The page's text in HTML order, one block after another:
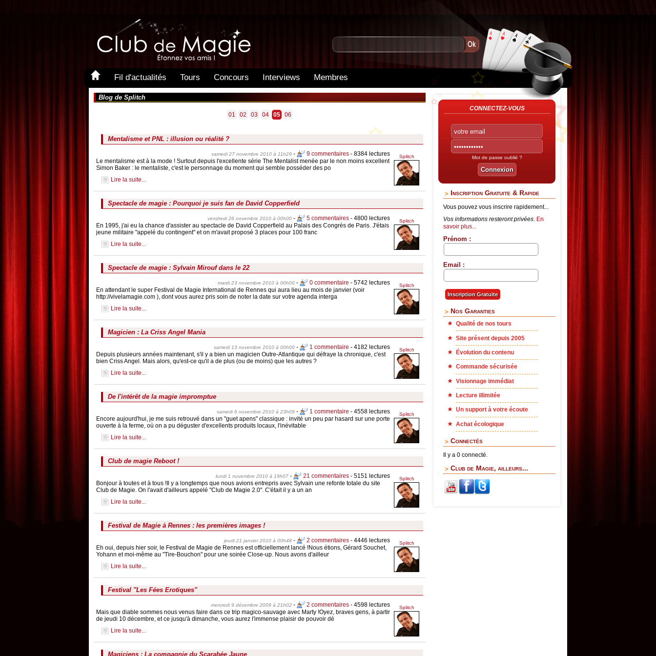
Fil d'actualités Tours Concours Interviews Membres
Blog de Splitch
01 02 03 04 05 06
Mentalisme et PNL : illusion ou réalité ?
Splitch
samedi 27 novembre 2010 à 11h29 - 9 commentaires - 8384 lectures
Le mentalisme est à la mode ! Surtout depuis l'excellente série The Mentalist menée par le non moins excellent
Simon Baker : le mentaliste, c'est le personnage du moment qui semble posséder des po
Lire la suite...
Spectacle de magie : Pourquoi je suis fan de David Copperfield
Splitch
vendredi 26 novembre 2010 à 00h00 - 5 commentaires - 4800 lectures
En 1995, j'ai eu la chance d'assister au spectacle de David Copperfield au Palais des Congrès de Paris. J'étais
jeune militaire "appelé du contingent" et on m'avait proposé 3 places pour 100 franc
Lire la suite...
Spectacle de magie : Sylvain Mirouf dans le 22
Splitch
mardi 23 novembre 2010 à 00h00 - 0 commentaire - 5742 lectures
En attendant le super Festival de Magie International de Rennes qui aura lieu au mois de janvier (voir
http://vivelamagie.com ), dont vous aurez pris soin de noter la date sur votre agenda interga
Lire la suite...
Magicien : La Criss Angel Mania
Splitch
samedi 13 novembre 2010 à 00h00 - 1 commentaire - 4182 lectures
Depuis plusieurs années maintenant, s'il y a bien un magicien Outre-Atlantique qui défraye la chronique, c'est
bien Criss Angel. Mais alors, qu'est-ce qu'il a de plus (ou de moins) que les autres ?
Lire la suite...
De l'intérêt de la magie impromptue
Splitch
samedi 6 novembre 2010 à 23h09 - 1 commentaire - 4558 lectures
Encore aujourd'hui, je me suis retrouvé dans un "guet apens" classique : invité un peu par hasard sur une porte
ouverte à la ferme, où on a pu déguster d'excellents produits locaux, l'inévitable
Lire la suite...
Club de magie Reboot !
Splitch
lundi 1 novembre 2010 à 19h07 - 21 commentaires - 5151 lectures
Bonjour à toutes et à tous !Il y a longtemps que nous avions entrepris avec Sylvain une refonte totale du site
Club de Magie. On l'avait d'ailleurs appelé "Club de Magie 2.0". C'était il y a un an
Lire la suite...
Festival de Magie à Rennes : les premières images !
Splitch
jeudi 21 janvier 2010 à 00h48 - 2 commentaires - 4446 lectures
Eh oui, depuis hier soir, le Festival de Magie de Rennes est officiellement lancé !Nous étions, Gérard Souchet,
Yohann et moi-même au "Tire-Bouchon" pour une soirée Close-up. Nous avons d'ailleur
Lire la suite...
Festival "Les Fées Erotiques"
Splitch
mercredi 9 décembre 2009 à 21h02 - 2 commentaires - 4598 lectures
Mais que diable sommes nous venus faire dans ce trip magico-sauvage avec Marty !Oyez, braves gens, à partir
de jeudi 10 décembre, et ce jusqu'à dimanche, vous aurez l'immense plaisir de pouvoir dé
Lire la suite...
Magiciens : La compagnie du Scarabée Jaune
CONNECTEZ-VOUS
Mot de passe oublié ?
Inscription Gratuite & Rapide
Vous pouvez vous inscrire rapidement...
Vos informations resteront privées. En
savoir plus...
Prénom :
Email :
Nos Garanties
Qualité de nos tours
Site présent depuis 2005
Évolution du contenu
Commande sécurisée
Visionnage immédiat
Lecture illimitée
Un support à votre écoute
Achat écologique
Connectés
Il y a 0 connecté.
Club de Magie, ailleurs...